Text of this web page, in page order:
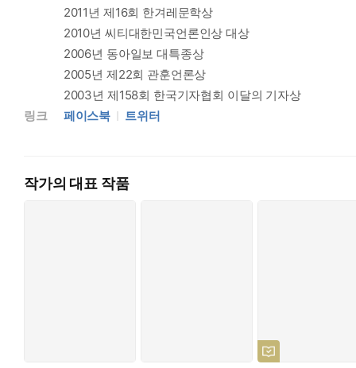
2011년 제16회 한겨레문학상
2010년 씨티대한민국언론인상 대상
2006년 동아일보 대특종상
2005년 제22회 관훈언론상
2003년 제158회 한국기자협회 이달의 기자상
링크
페이스북 트위터
작가의 대표 작품